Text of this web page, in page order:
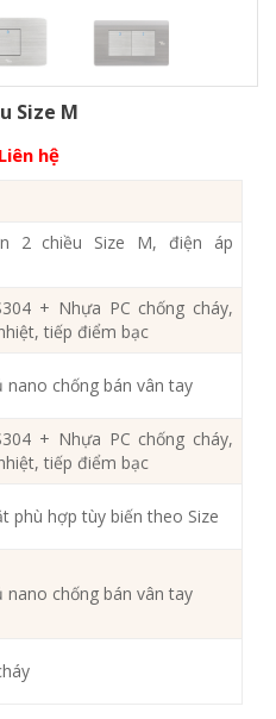
Size M
Liên hệ
2 chiều Size M, điện áp
+ Nhựa PC chống cháy,
tiếp điểm bạc
nano chống bán vân tay
+ Nhựa PC chống cháy,
tiếp điểm bạc
phù hợp tùy biến theo Size
nano chống bán vân tay